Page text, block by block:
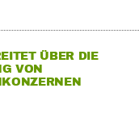
ÜBER DIE
VON